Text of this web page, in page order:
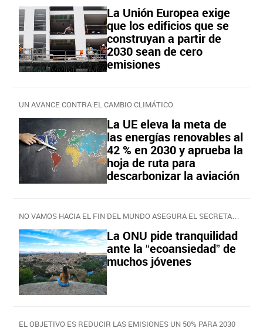
La Unión Europea exige
que los edificios que se
construyan a partir de
2030 sean de cero
emisiones
UN AVANCE CONTRA EL CAMBIO CLIMÁTICO
La UE eleva la meta de
las energías renovables al
42 % en 2030 y aprueba la
hoja de ruta para
descarbonizar la aviación
NO VAMOS HACIA EL FIN DEL MUNDO ASEGURA EL SECRETARIO DE LA ONU
La ONU pide tranquilidad
ante la “ecoansiedad” de
muchos jóvenes
EL OBJETIVO ES REDUCIR LAS EMISIONES UN 50% PARA 2030